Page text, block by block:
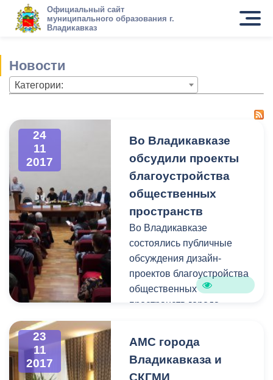
Официальный сайт
муниципального образования г.
Владикавказ
Новости
Категории:
24
11
2017
Во Владикавказе
обсудили проекты
благоустройства
общественных
пространств
Во Владикавказе
состоялись публичные
обсуждения дизайн-
проектов благоустройства
общественных
пространств города,
консалтинговым бюро
«Стрелка» совместно с
23
11
2017
АМС города
Владикавказа и
СКГМИ